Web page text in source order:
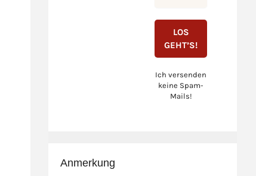
Ich versenden
keine Spam-
Mails!
Anmerkung